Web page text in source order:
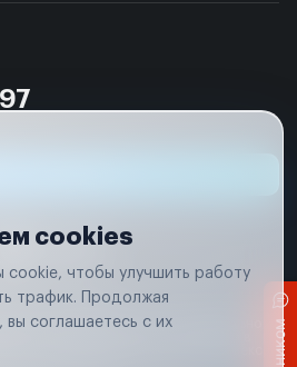
использования
на сайте, носит исключительно
статьи 437 (п. 2) Гражданского кодекса
cookies
cookie, чтобы улучшить работу
трафик. Продолжая
вы соглашаетесь с их